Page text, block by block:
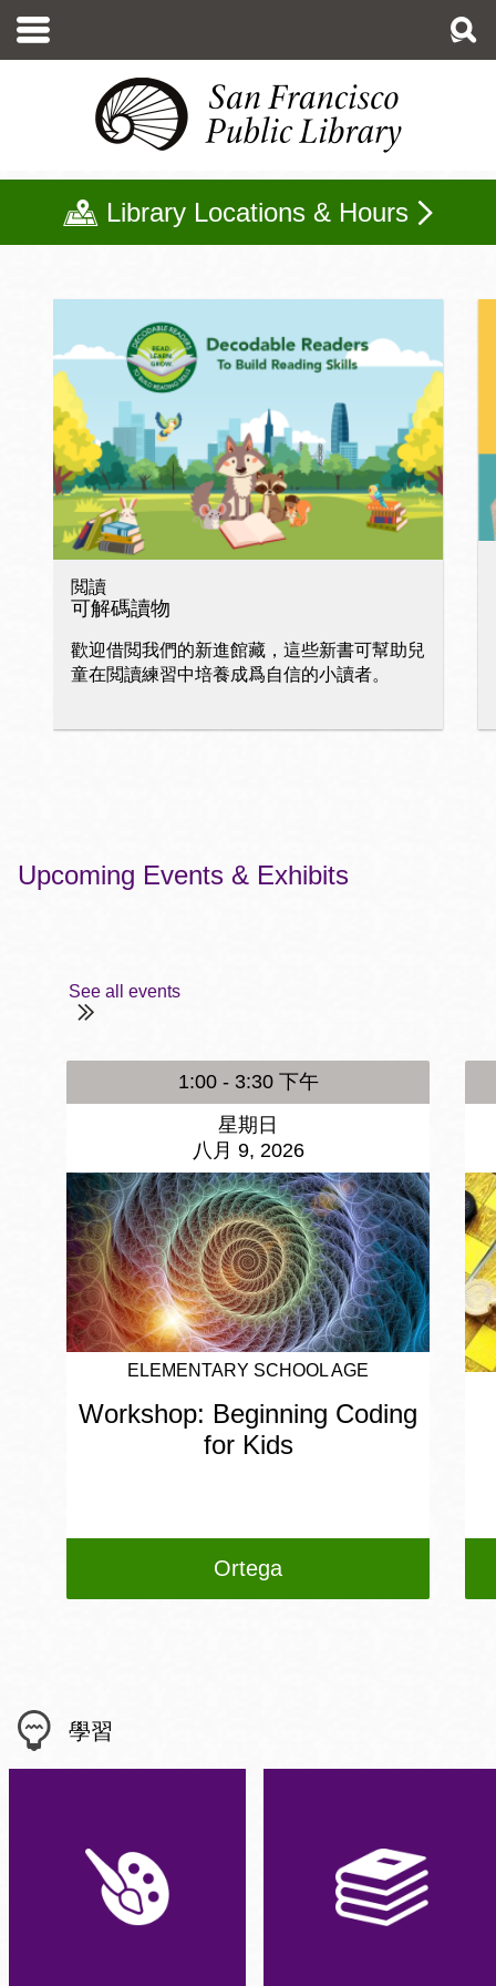
至
Library Locations & Hours
兒童主頁
閲讀
可解碼讀物
歡迎借閲我們的新進館藏，這些新書可幫助兒
童在閲讀練習中培養成爲自信的小讀者。
Upcoming Events & Exhibits
See all events
1:00 - 3:30 下午
星期日
八月 9, 2026
ELEMENTARY SCHOOL AGE
Workshop: Beginning Coding
for Kids
Ortega
學習